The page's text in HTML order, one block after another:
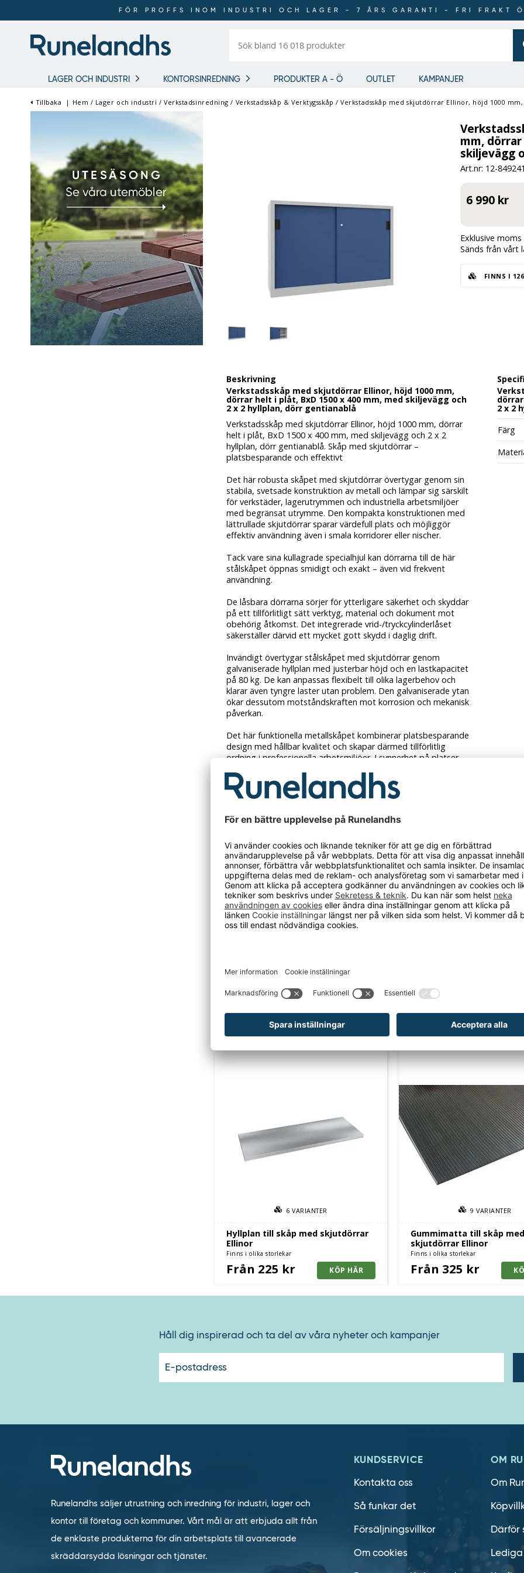
FÖR PROFFS INOM INDUSTRI OCH LAGER - 7 ÅRS GARANTI - FRI FRAKT
bland
LAGER OCH INDUSTRI KONTORSINREDNING PRODUKTER A - Ö OUTLET KAMPANJER
FÖR PROFFS INOM
INDUSTRI OCH LAGER
Tillbaka | Hem / Lager och industri /Verkstadsinredning / Verkstadsskåp & Verktygsskåp /Verkstadsskåp med skjutdörrar Ellinor, höjd 1000 mm, dörrar
mm,
skiljevägg
Art.nr: 12-
6 990 kr
Exklusive
Sänds från vårt
FINNS I
Beskrivning
Verkstadsskåp med skjutdörrar Ellinor, höjd 1000 mm,
dörrar helt i plåt, BxD 1500 x 400 mm, med skiljevägg och
2 x 2 hyllplan, dörr gentianablå
Verkstadsskåp med skjutdörrar Ellinor, höjd 1000 mm, dörrar
helt i plåt, BxD 1500 x 400 mm, med skiljevägg och 2 x 2
hyllplan, dörr gentianablå. Skåp med skjutdörrar –
platsbesparande och effektivt
Det här robusta skåpet med skjutdörrar övertygar genom sin
stabila, svetsade konstruktion av metall och lämpar sig särskilt
för verkstäder, lagerutrymmen och industriella arbetsmiljöer
med begränsat utrymme. Den kompakta konstruktionen med
lättrullade skjutdörrar sparar värdefull plats och möjliggör
effektiv användning även i smala korridorer eller nischer.
Tack vare sina kullagrade specialhjul kan dörrarna till de här
stålskåpet öppnas smidigt och exakt – även vid frekvent
användning.
De låsbara dörrarna sörjer för ytterligare säkerhet och skyddar
på ett tillförlitligt sätt verktyg, material och dokument mot
obehörig åtkomst. Det integrerade vrid-/tryckcylinderlåset
säkerställer därvid ett mycket gott skydd i daglig drift.
Invändigt övertygar stålskåpet med skjutdörrar genom
galvaniserade hyllplan med justerbar höjd och en lastkapacitet
på 80 kg. De kan anpassas flexibelt till olika lagerbehov och
klarar även tyngre laster utan problem. Den galvaniserade ytan
ökar dessutom motståndskraften mot korrosion och mekanisk
påverkan.
Det här funktionella metallskåpet kombinerar platsbesparande
design med hållbar kvalitet och skapar därmed tillförlitlig
ordning i professionella arbetsmiljöer. I synnerhet på platser
genomtänkt och stabil lösning.
- Dörrtyp: skjutdörr
- Stommens färg: ljusgrå RAL 7035
- Hyllplansbelastning: 80 kg
- Låstyp: vrid-/tryckcylinderlås
- Hyllfärg: förzinkad
- Hyllplansmaterial: stålplåt
- Material hölje: stålplåt
- Dörrmaterial: stålplåt
- Yta: pulverlackerad
- Sockelhöjd: 80 mm
- Konstruktion: svetsad
- Djup: 400 mm
- Dörrfärg: gentianablå RAL 5010
- Antal hyllplan: 4 st
- Skåpets lastkapacitet: 600 kg
2 x 2
Färg
DU KANSKE OCKSÅ BEHÖVER?
Hyllplan till skåp med skjutdörrar
Ellinor
Finns i olika storlekar
6VARIANTER
Från 225 kr
Gummimatta till skåp med
skjutdörrar Ellinor
Finns i olika storlekar
9VARIANTER
Från 325 kr
Håll dig inspirerad och ta del av våra nyheter och kampanjer
Runelandhs säljer utrustning och inredning för industri, lager och
kontor till företag och kommuner. Vårt mål är att erbjuda allt från
de enklaste produkterna för din arbetsplats till avancerade
skräddarsydda lösningar och tjänster.
KUNDSERVICE
Kontakta oss
Så funkar det
Försäljningsvillkor
Om cookies
OM
Om
Därför